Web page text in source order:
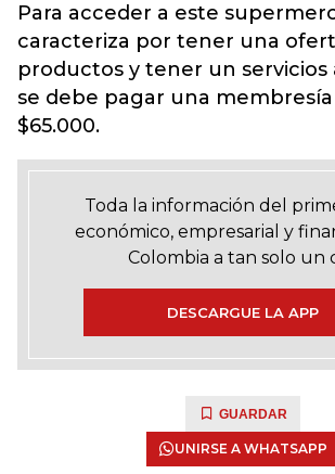
Para acceder a este
caracteriza por tener una
productos y tener un servicios
se debe pagar una
$65.000.
Toda la información del
económico, empresarial y
Colombia a tan solo un
DESCARGUE LA APP
GUARDAR
UNIRSE A WHATSAPP